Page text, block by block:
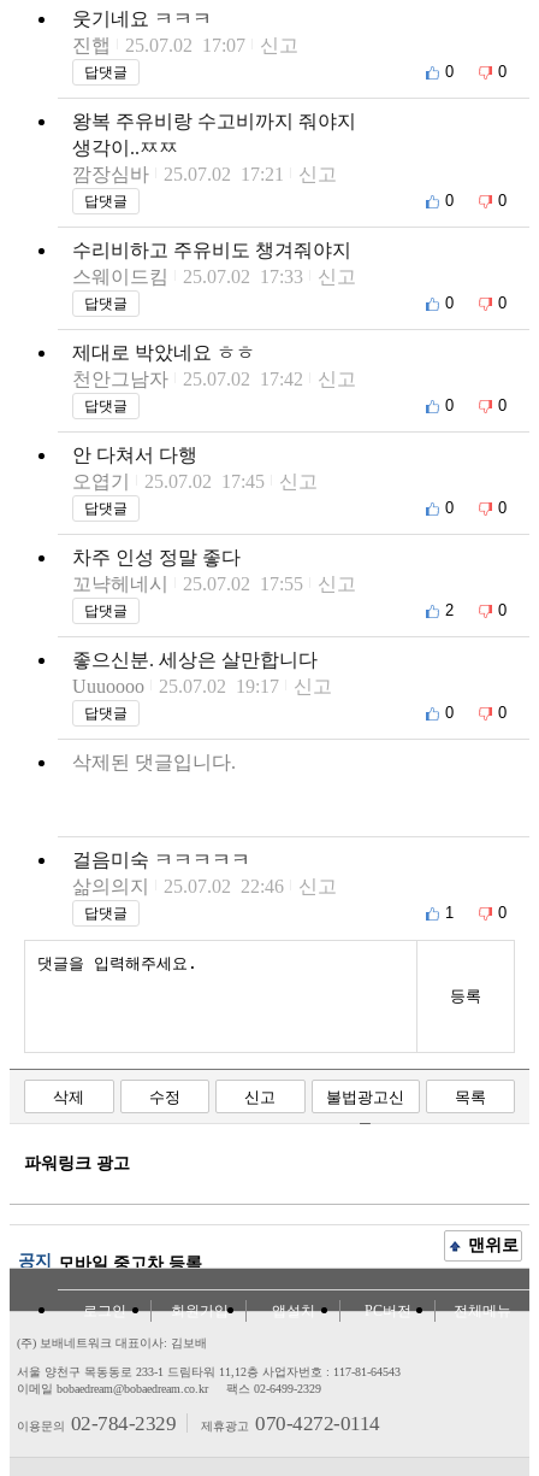
웃기네요 ㅋㅋㅋ
진햅
25.07.02 17:07 신고
답댓글 0 0
왕복 주유비랑 수고비까지 줘야지
생각이..ㅉㅉ
깜장심바
25.07.02 17:21 신고
답댓글 0 0
수리비하고 주유비도 챙겨줘야지
스웨이드킴
25.07.02 17:33 신고
답댓글 0 0
제대로 박았네요 ㅎㅎ
천안그남자
25.07.02 17:42 신고
답댓글 0 0
안 다쳐서 다행
오엽기
25.07.02 17:45 신고
답댓글 0 0
차주 인성 정말 좋다
꼬냑헤네시
25.07.02 17:55 신고
답댓글 2 0
좋으신분. 세상은 살만합니다
Uuuoooo
25.07.02 19:17 신고
답댓글 0 0
삭제된 댓글입니다.
걸음미숙 ㅋㅋㅋㅋㅋ
삶의의지
25.07.02 22:46 신고
답댓글 1 0
등록
삭제 수정 신고
불법광고신
고
목록
파워링크 광고
공지 모바일 중고차 등록
맨위로
로그인 회원가입 앱설치 PC버전 전체메뉴
(주) 보배네트워크 대표이사: 김보배
서울 양천구 목동동로 233-1 드림타워 11,12층 사업자번호 : 117-81-64543
이메일 bobaedream@bobaedream.co.kr
팩스 02-6499-2329
이용문의 02-784-2329 제휴광고 070-4272-0114